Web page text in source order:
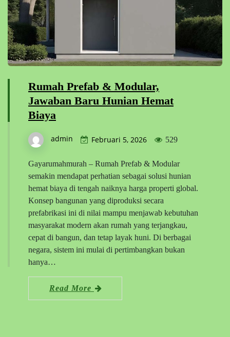
Rumah Prefab & Modular,
Jawaban Baru Hunian Hemat
Biaya
admin Februari 5, 2026 529
Gayarumahmurah – Rumah Prefab & Modular
semakin mendapat perhatian sebagai solusi hunian
hemat biaya di tengah naiknya harga properti global.
Konsep bangunan yang diproduksi secara
prefabrikasi ini di nilai mampu menjawab kebutuhan
masyarakat modern akan rumah yang terjangkau,
cepat di bangun, dan tetap layak huni. Di berbagai
negara, sistem ini mulai di pertimbangkan bukan
hanya…
Read More